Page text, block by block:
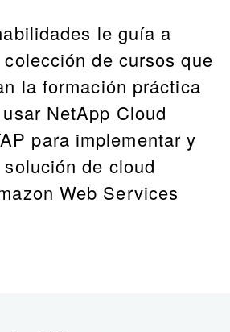
le guía a
de cursos que
la formación práctica
NetApp Cloud
para implementar y
de cloud
Web Services